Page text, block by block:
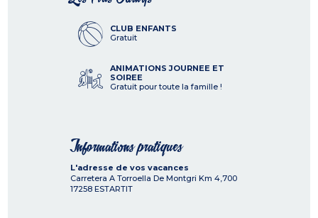
CLUB ENFANTS
Gratuit
ANIMATIONS JOURNEE ET
SOIREE
Gratuit pour toute la famille !
Informations pratiques
L'adresse de vos vacances
Carretera A Torroella De Montgri Km 4,700
17258 ESTARTIT